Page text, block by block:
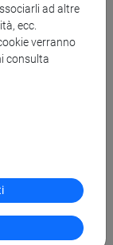
di una
(CEL)
di
27/05/2023
ad altre
ecc.
verranno
consulta